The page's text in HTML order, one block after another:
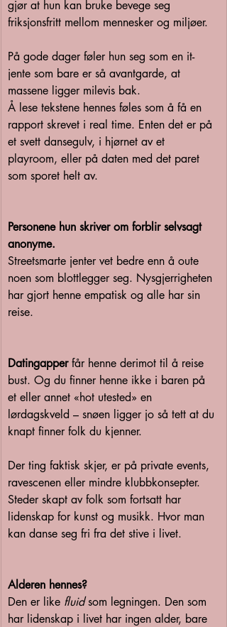
gjør at hun kan bruke bevege seg
friksjonsfritt mellom mennesker og miljøer.
På gode dager føler hun seg som en it-
jente som bare er så avantgarde, at
massene ligger milevis bak.
Å lese tekstene hennes føles som å få en
rapport skrevet i real time. Enten det er på
et svett dansegulv, i hjørnet av et
playroom, eller på daten med det paret
som sporet helt av.
Personene hun skriver om forblir selvsagt
anonyme.
Streetsmarte jenter vet bedre enn å oute
noen som blottlegger seg. Nysgjerrigheten
har gjort henne empatisk og alle har sin
reise.
Datingapper får henne derimot til å reise
bust. Og du finner henne ikke i baren på
et eller annet «hot utested» en
lørdagskveld – snøen ligger jo så tett at du
knapt finner folk du kjenner.
Der ting faktisk skjer, er på private events,
ravescenen eller mindre klubbkonsepter.
Steder skapt av folk som fortsatt har
lidenskap for kunst og musikk. Hvor man
kan danse seg fri fra det stive i livet.
Alderen hennes?
Den er like fluid som legningen. Den som
har lidenskap i livet har ingen alder, bare